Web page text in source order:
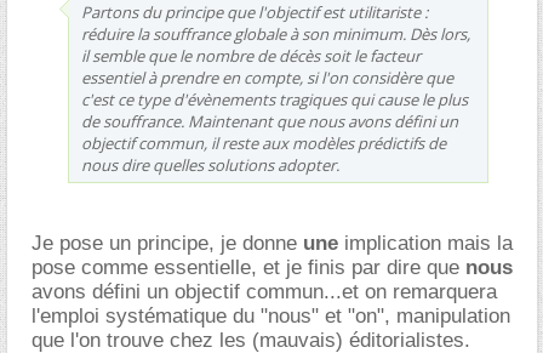
Partons du principe que l'objectif est utilitariste :
réduire la souffrance globale à son minimum. Dès lors,
il semble que le nombre de décès soit le facteur
essentiel à prendre en compte, si l'on considère que
c'est ce type d'évènements tragiques qui cause le plus
de souffrance. Maintenant que nous avons défini un
objectif commun, il reste aux modèles prédictifs de
nous dire quelles solutions adopter.
Je pose un principe, je donne une implication mais la
pose comme essentielle, et je finis par dire que nous
avons défini un objectif commun...et on remarquera
l'emploi systématique du "nous" et "on", manipulation
que l'on trouve chez les (mauvais) éditorialistes.